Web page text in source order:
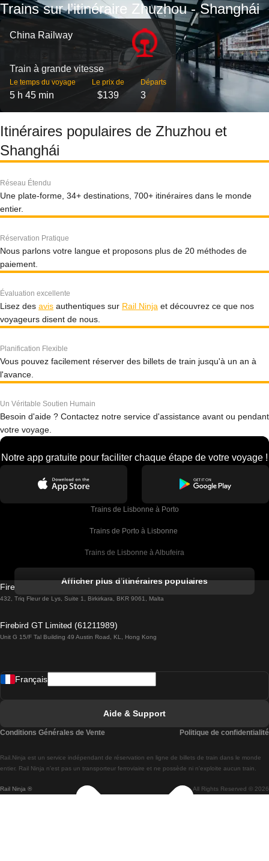
Trains sur l’itinéraire Zhuzhou - Shanghái
China Railway
Train à grande vitesse
Le temps du voyage
5 h 45 min
Le prix de
$139
Départs
3
Itinéraires populaires de Zhuzhou et
Shanghái
Réseau Étendu
Une plate-forme, 34+ destinations, 700+ itinéraires dans le monde
entier.
Réservation Pratique
Nous parlons votre langue et proposons plus de 20 méthodes de
paiement.
Évaluation excellente
Lisez des avis authentiques sur Rail Ninja et découvrez ce que nos
voyageurs disent de nous.
Planification Flexible
Vous pouvez facilement réserver des billets de train jusqu'à un an à
l'avance.
Un Véritable Soutien Humain
Besoin d'aide ? Contactez notre service d'assistance avant ou pendant
votre voyage.
Notre app gratuite pour faciliter chaque étape de votre voyage !
Trains de Lisbonne à Porto
Trains de Porto à Lisbonne
Trains de Lisbonne à Albufeira
Trains de Lisbonne à Lagos
Trains de Lisbonne à Madrid
Trains de Lisbonne à Braga
Trains de Braga à Lisbonne
Afficher plus d'itinéraires populaires
Firebird GT Limited (OC 1451)
432, Triq Fleur de Lys, Suite 1, Birkirkara, BKR 9061, Malta
Firebird GT Limited (61211989)
Unit G 15/F Tal Building 49 Austin Road, KL, Hong Kong
Rail Ninja ® All Rights Reserved © 2026
Rail.Ninja est un service indépendant de réservation en ligne de billets de train dans le monde
entier. Rail Ninja n'est pas un transporteur ferroviaire et ne possède ni n'exploite aucun train.
Français
Aide & Support
Conditions Générales de Vente Politique de confidentialité